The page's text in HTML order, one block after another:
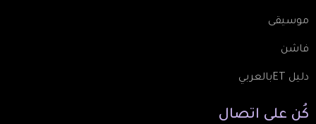
موسيقى
فاشن
دليل ETبالعربي
كُن على اتصال